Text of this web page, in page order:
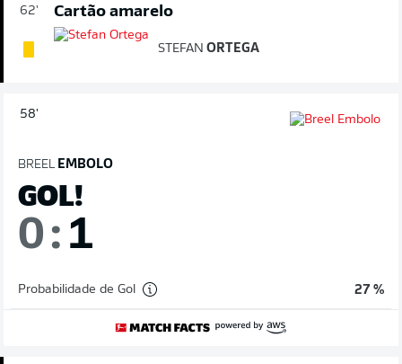
62' Cartão amarelo
STEFAN ORTEGA
58'
BREEL EMBOLO
GOL!
0: 1
Probabilidade de Gol 27 %